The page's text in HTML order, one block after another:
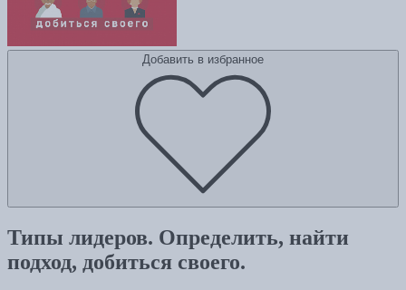
Добавить в избранное
Типы лидеров. Определить, найти
подход, добиться своего.